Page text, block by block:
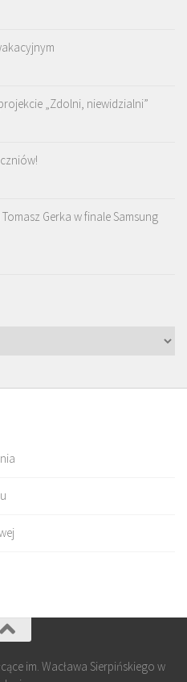
„Zdolni, niewidzialni”
Gerka w finale Samsung
im. Wacława Sierpińskiego w